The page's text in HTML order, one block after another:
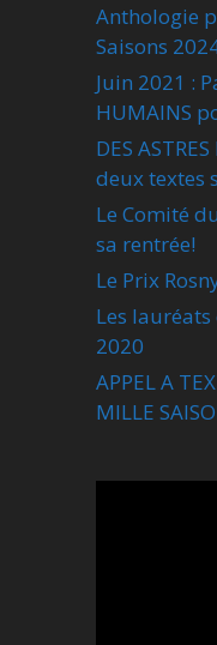
Anthologie
Saisons
Juin 2021 :
HUMAINS
DES
deux textes
Le Comité
sa rentrée!
Le Prix
Les
2020
APPEL A
MILLE